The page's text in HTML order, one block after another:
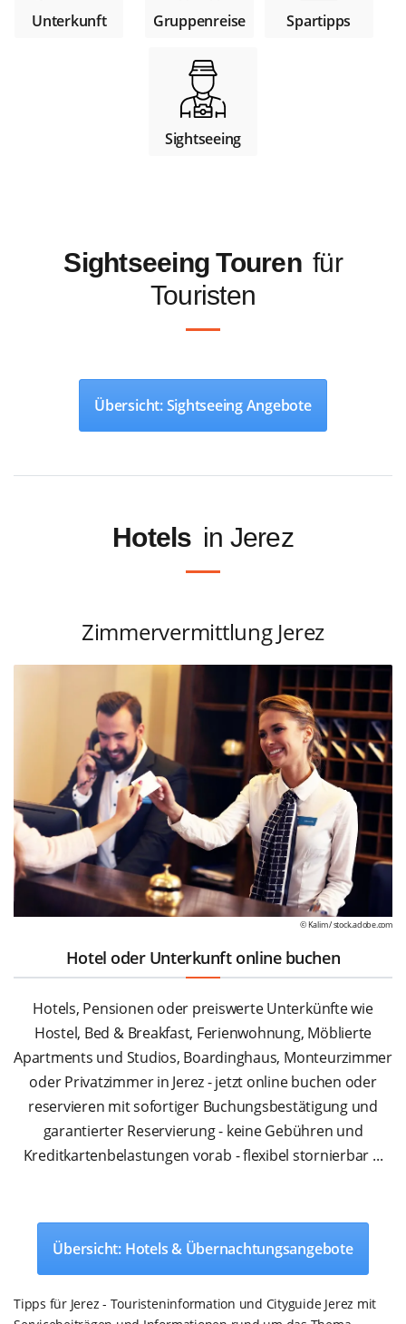
Unterkunft Gruppenreise Spartipps
Sightseeing
Sightseeing Touren für
Touristen
Übersicht: Sightseeing Angebote
Hotels in Jerez
Zimmervermittlung Jerez
© Kalim /stock.adobe.com
Hotel oder Unterkunft online buchen
Hotels, Pensionen oder preiswerte Unterkünfte wie
Hostel, Bed & Breakfast, Ferienwohnung, Möblierte
Apartments und Studios, Boardinghaus, Monteurzimmer
oder Privatzimmer in Jerez - jetzt online buchen oder
reservieren mit sofortiger Buchungsbestätigung und
garantierter Reservierung - keine Gebühren und
Kreditkartenbelastungen vorab - flexibel stornierbar ...
Übersicht: Hotels & Übernachtungsangebote
Tipps für Jerez - Touristeninformation und Cityguide Jerez mit